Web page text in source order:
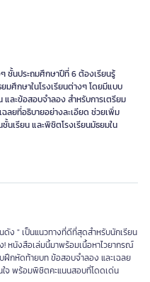
ชั้นประถมศึกษาปีที่ 6 ต้องเรียนรู้
มศึกษาในโรงเรียนต่างๆ โดยมีแบบ
ละข้อสอบจำลอง สำหรับการเตรียม
ยที่อธิบายอย่างละเอียด ช่วยเพิ่ม
นเรียน และพิชิตโรงเรียนมัธยมใน
ง " เป็นแนวทางที่ดีที่สุดสำหรับนักเรียน
! หนังสือเล่มนี้มาพร้อมเนื้อหาไวยากรณ์
ฝึกหัดท้ายบท ข้อสอบจำลอง และเฉลย
ใจ พร้อมพิชิตคะแนนสอบที่โดดเด่น